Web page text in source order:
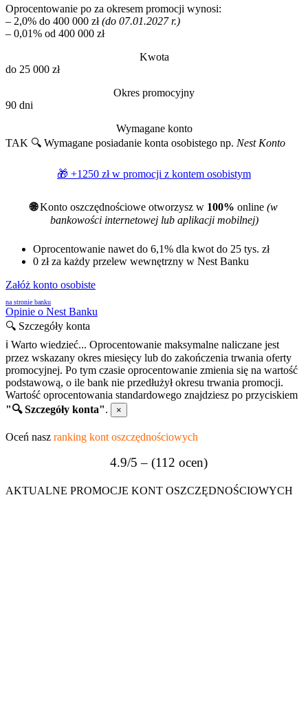
Oprocentowanie po za okresem promocji wynosi:
– 2,0% do 400 000 zł(do 07.01.2027 r.)
– 0,01% od 400 000 zł
Kwota
do 25 000 zł
Okres promocyjny
90 dni
Wymagane konto
TAK 🔍 Wymagane posiadanie konta osobistego np. Nest Konto
🎁 +1250 zł w promocji z kontem osobistym
🌐Konto oszczędnościowe otworzysz w 100% online (w
bankowości internetowej lub aplikacji mobilnej)
Oprocentowanie nawet do 6,1% dla kwot do 25 tys. zł
0 zł za każdy przelew wewnętrzny w Nest Banku
Załóż konto osobiste
na stronie banku
Opinie o Nest Banku
🔍 Szczegóły konta
ℹ Warto wiedzieć... Oprocentowanie maksymalne naliczane jest
przez wskazany okres miesięcy lub do zakończenia trwania oferty
promocyjnej. Po tym czasie oprocentowanie zmienia się na wartość
podstawową, o ile bank nie przedłużył okresu trwania promocji.
Wartość oprocentowania standardowego znajdziesz po przyciskiem
"🔍 Szczegóły konta". ×
Oceń nasz ranking kont oszczędnościowych
4.9/5 – (112 ocen)
AKTUALNE PROMOCJE KONT OSZCZĘDNOŚCIOWYCH